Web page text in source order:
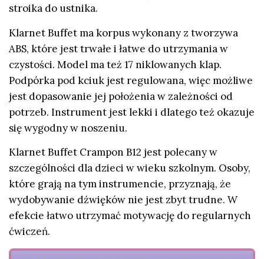
stroika do ustnika.
Klarnet Buffet ma korpus wykonany z tworzywa
ABS, które jest trwałe i łatwe do utrzymania w
czystości. Model ma też 17 niklowanych klap.
Podpórka pod kciuk jest regulowana, więc możliwe
jest dopasowanie jej położenia w zależności od
potrzeb. Instrument jest lekki i dlatego też okazuje
się wygodny w noszeniu.
Klarnet Buffet Crampon B12 jest polecany w
szczególności dla dzieci w wieku szkolnym. Osoby,
które grają na tym instrumencie, przyznają, że
wydobywanie dźwięków nie jest zbyt trudne. W
efekcie łatwo utrzymać motywację do regularnych
ćwiczeń.